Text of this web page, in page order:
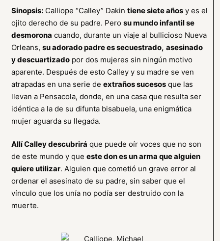
Sinopsis:Calliope “Calley” Dakin tiene siete añosy es el
ojito derecho de su padre. Pero su mundo infantil se
desmorona cuando, durante un viaje al bullicioso Nueva
Orleans, su adorado padre es secuestrado, asesinado
y descuartizadopor dos mujeres sin ningún motivo
aparente. Después de esto Calley y su madre se ven
atrapadas en una serie de extraños sucesosque las
llevan a Pensacola, donde, en una casa que resulta ser
idéntica a la de su difunta bisabuela, una enigmática
mujer aguarda su llegada.
Allí Calley descubrirá que puede oír voces que no son
de este mundo y que este don es un arma que alguien
quiere utilizar. Alguien que cometió un grave error al
ordenar el asesinato de su padre, sin saber que el
vínculo que los unía no podía ser destruido con la
muerte.